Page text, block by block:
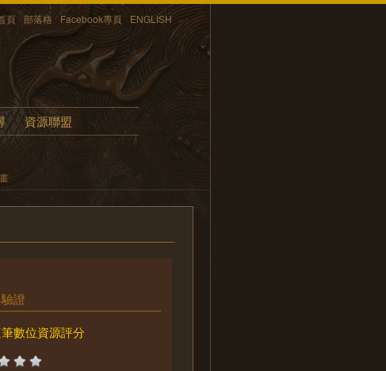
頁 部落格 Facebook專頁 ENGLISH
資源聯盟
證
數位資源評分